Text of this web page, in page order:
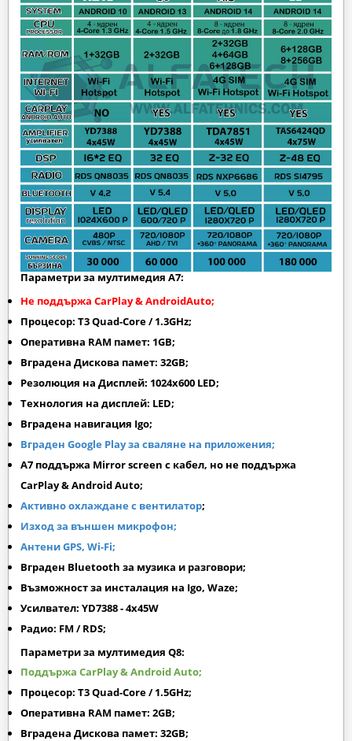
Параметри за мултимедия A7:
Не поддържа CarPlay & AndroidAuto;
Процесор: T3 Quad-Core / 1.3GHz;
Оперативна RAM памет: 1GB;
Вградена Дискова памет: 32GB;
Резолюция на Дисплей: 1024х600 LED;
Технология на дисплей: LED;
Вградена навигация Igo;
Вграден Google Play за сваляне на приложения;
A7 поддържа Mirror screen с кабел, но не поддържа
CarPlay & Android Auto;
Активно охлаждане с вентилатор;
Изход за външен микрофон;
Антени GPS, Wi-Fi;
Вграден Bluetooth за музика и разговори;
Възможност за инсталация на Igo, Waze;
Усилвател: YD7388 - 4x45W
Радио: FM / RDS;
Параметри за мултимедия Q8:
Поддържа CarPlay & Android Auto;
Процесор: T3 Quad-Core / 1.5GHz;
Оперативна RAM памет: 2GB;
Вградена Дискова памет: 32GB;